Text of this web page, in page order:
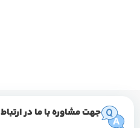
جهت مشاوره با ما در